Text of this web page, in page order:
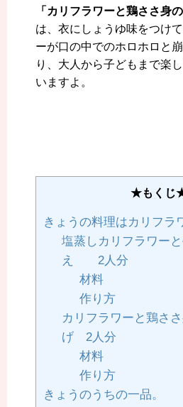
「カリフラワーと鶏ささ身
は、衣にしょうゆ味をつけ
ーが口の中でのホロホロと
り、大人から子どもまで楽
いますよ。
★もくじ
きょうの料理はカリフラ
塩蒸しカリフラワー
え 2人分
材料
作り方
カリフラワーと鶏さ
げ 2人分
材料
作り方
きょうのうちの一品。